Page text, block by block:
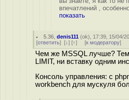
впечатлений ,
показать
5.36 ,denis111 (ok), 17:39, 15/04/
[ответить] [↓] [↑] [к модератору]
Чем же MSSQL лучше?
LIMIT, ни вставку одним
Консоль управления: с
workbench для мускуля